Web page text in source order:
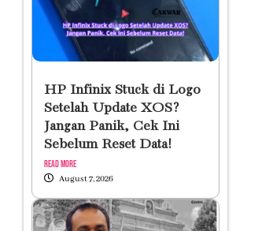
HP Infinix Stuck di Logo
Setelah Update XOS?
Jangan Panik, Cek Ini
Sebelum Reset Data!
Read More
August 7, 2026